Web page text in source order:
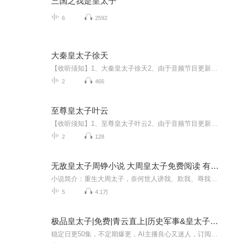
6 2592
大秦皇太子徐天
2 466
至尊皇太子叶云
2 128
无敌皇太子周铮小说 大周皇太子免费阅读 有声小说
5 4.1万
极品皇太子|免费|青云直上|历史军事&皇太子&太子&极品&历史&太子爷